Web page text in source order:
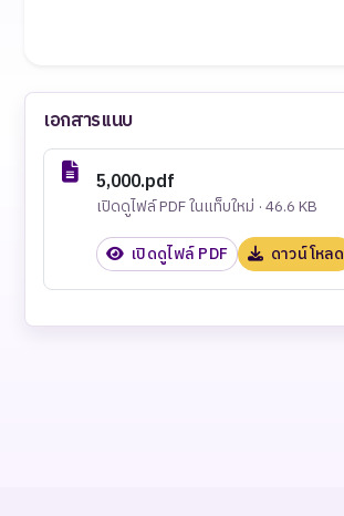
เอกสารแนบ
5,000.pdf
เปิดดูไฟล์ PDF ในแท็บใหม่ · 46.6 KB
เปิดดูไฟล์ PDF ดาวน์โหลด